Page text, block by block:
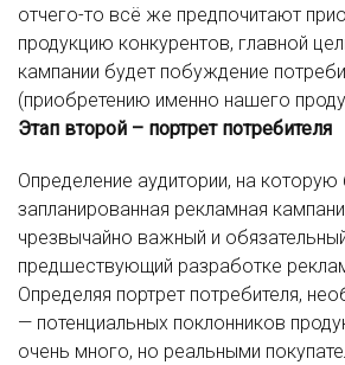
отчего-то всё же предпочитают
продукцию конкурентов, главной
кампании будет побуждение
(приобретению именно нашего
Этап второй – портрет потребителя
Определение аудитории, на которую
запланированная рекламная
чрезвычайно важный и
предшествующий разработке
Определяя портрет потребителя,
— потенциальных поклонников
очень много, но реальными